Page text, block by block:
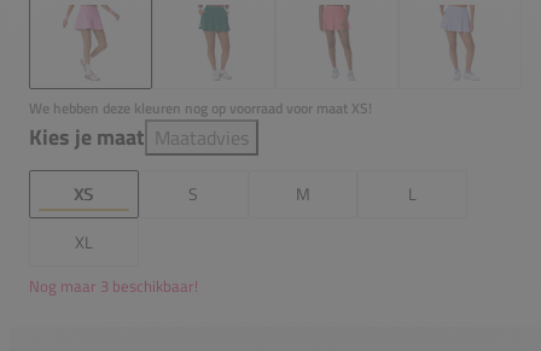
We hebben deze kleuren nog op voorraad voor maat XS!
Kies je maat Maatadvies
XS S M
L
XL
Nog maar 3 beschikbaar!